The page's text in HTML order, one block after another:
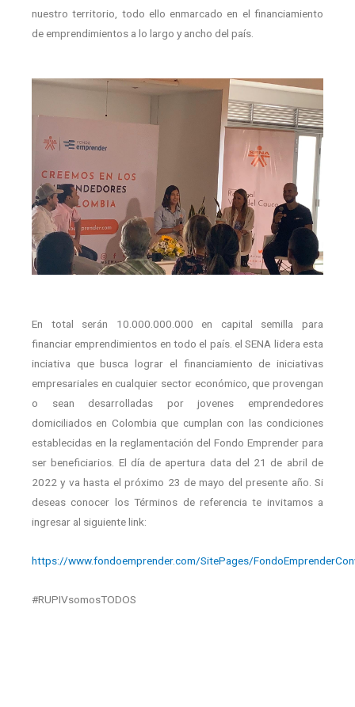
nuestro territorio, todo ello enmarcado en el financiamiento
de emprendimientos a lo largo y ancho del país.
En total serán 10.000.000.000 en capital semilla para
financiar emprendimientos en todo el país. el SENA lidera esta
inciativa que busca lograr el financiamiento de iniciativas
empresariales en cualquier sector económico, que provengan
o sean desarrolladas por jovenes emprendedores
domiciliados en Colombia que cumplan con las condiciones
establecidas en la reglamentación del Fondo Emprender para
ser beneficiarios. El día de apertura data del 21 de abril de
2022 y va hasta el próximo 23 de mayo del presente año. Si
deseas conocer los Términos de referencia te invitamos a
ingresar al siguiente link:
https://www.fondoemprender.com/SitePages/
#RUPIVsomosTODOS